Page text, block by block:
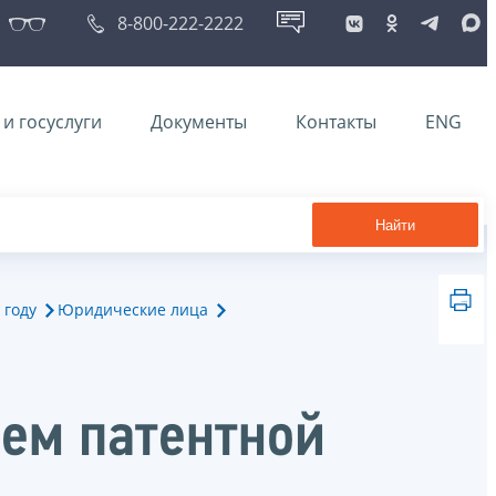
8-800-222-2222
госуслуги Документы Контакты ENG
Найти
Юридические лица
патентной